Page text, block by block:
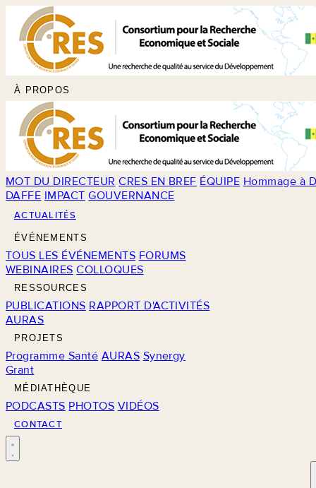
À PROPOS
MOT DU DIRECTEUR CRES EN BREF ÉQUIPE Hommage à
DAFFE IMPACT GOUVERNANCE
ACTUALITÉS
ÉVÉNEMENTS
TOUS LES ÉVÉNEMENTS FORUMS
WEBINAIRES COLLOQUES
RESSOURCES
PUBLICATIONS RAPPORT D'ACTIVITÉS
AURAS
PROJETS
Programme Santé AURAS Synergy
Grant
MÉDIATHÈQUE
PODCASTS PHOTOS VIDÉOS
CONTACT